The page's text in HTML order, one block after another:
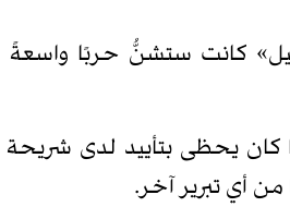
كانت ستشنُّ حربًا
كان يحظى بتأييد لدى شريحة
من أي تبرير آخر.